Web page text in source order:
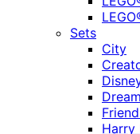
Sets
City
Harry